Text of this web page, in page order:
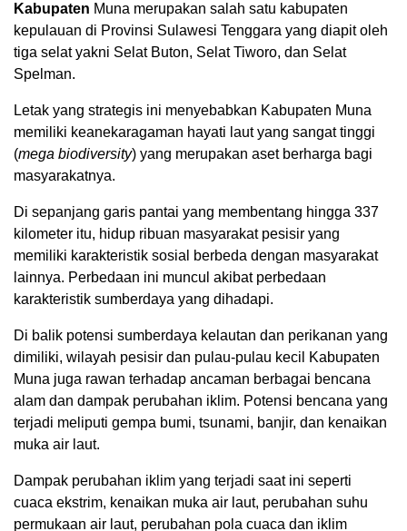
Kabupaten Muna merupakan salah satu kabupaten
kepulauan di Provinsi Sulawesi Tenggara yang diapit oleh
tiga selat yakni Selat Buton, Selat Tiworo, dan Selat
Spelman.
Letak yang strategis ini menyebabkan Kabupaten Muna
memiliki keanekaragaman hayati laut yang sangat tinggi
(mega biodiversity) yang merupakan aset berharga bagi
masyarakatnya.
Di sepanjang garis pantai yang membentang hingga 337
kilometer itu, hidup ribuan masyarakat pesisir yang
memiliki karakteristik sosial berbeda dengan masyarakat
lainnya. Perbedaan ini muncul akibat perbedaan
karakteristik sumberdaya yang dihadapi.
Di balik potensi sumberdaya kelautan dan perikanan yang
dimiliki, wilayah pesisir dan pulau-pulau kecil Kabupaten
Muna juga rawan terhadap ancaman berbagai bencana
alam dan dampak perubahan iklim. Potensi bencana yang
terjadi meliputi gempa bumi, tsunami, banjir, dan kenaikan
muka air laut.
Dampak perubahan iklim yang terjadi saat ini seperti
cuaca ekstrim, kenaikan muka air laut, perubahan suhu
permukaan air laut, perubahan pola cuaca dan iklim